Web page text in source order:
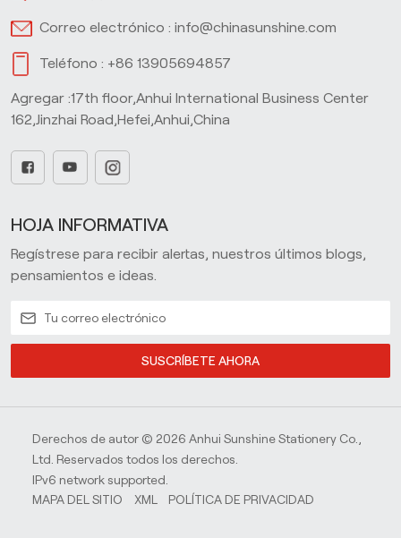
Correo electrónico : info@chinasunshine.com
Teléfono : +86 13905694857
Agregar :17th floor,Anhui International Business Center
162,Jinzhai Road,Hefei,Anhui,China
HOJA INFORMATIVA
Regístrese para recibir alertas, nuestros últimos blogs,
pensamientos e ideas.
SUSCRÍBETE AHORA
Derechos de autor © 2026 Anhui Sunshine Stationery Co.,
Ltd. Reservados todos los derechos.
IPv6 network supported.
MAPA DEL SITIO
XML POLÍTICA DE PRIVACIDAD